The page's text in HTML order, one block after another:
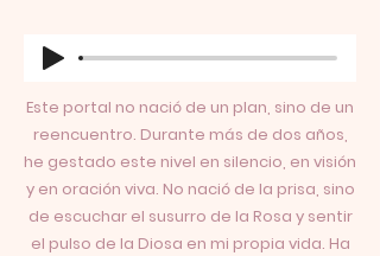
Este portal no nació de un plan, sino de un
reencuentro. Durante más de dos años,
he gestado este nivel en silencio, en visión
y en oración viva. No nació de la prisa, sino
de escuchar el susurro de la Rosa y sentir
el pulso de la Diosa en mi propia vida. Ha